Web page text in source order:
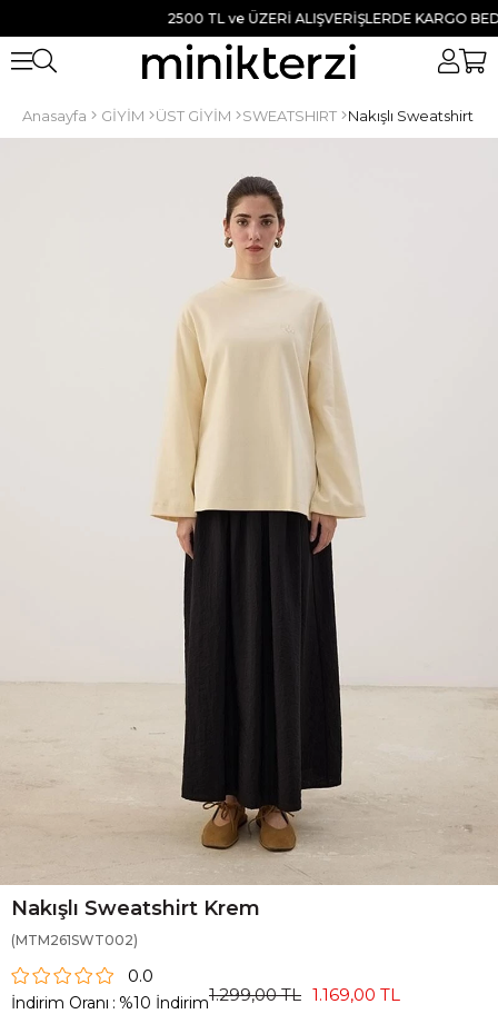
2500 TL ve ÜZERİ ALIŞVERİŞLERDE KARGO BEDAVA
Anasayfa GİYİM ÜST GİYİM SWEATSHIRT Nakışlı Sweatshirt
Nakışlı Sweatshirt Krem
(MTM261SWT002)
0.0
İndirim Oranı : %10 İndirim1.299,00 TL 1.169,00 TL